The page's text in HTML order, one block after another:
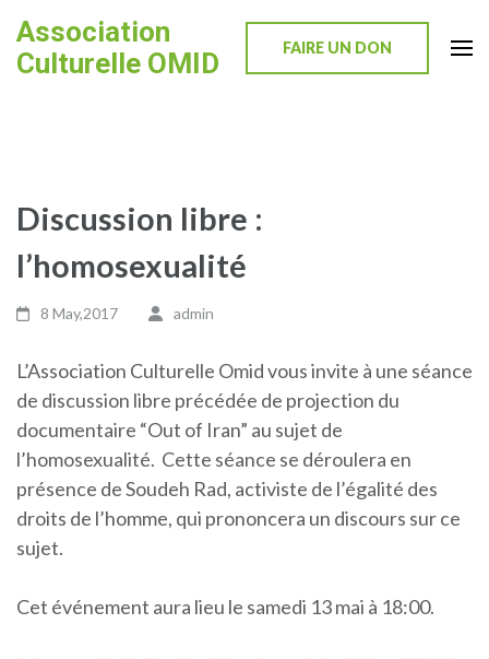
to
content
Association
Culturelle OMID
FAIRE UN DON
Discussion libre :
l’homosexualité
8 May,2017 admin
L’Association Culturelle Omid vous invite à une séance
de discussion libre précédée de projection du
documentaire “Out of Iran” au sujet de
l’homosexualité. Cette séance se déroulera en
présence de Soudeh Rad, activiste de l’égalité des
droits de l’homme, qui prononcera un discours sur ce
sujet.
Cet événement aura lieu le samedi 13 mai à 18:00.